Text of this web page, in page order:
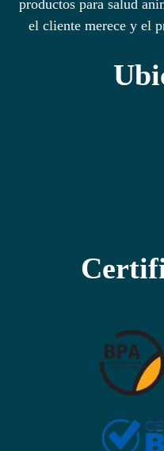
productos para salud
el cliente merece y el